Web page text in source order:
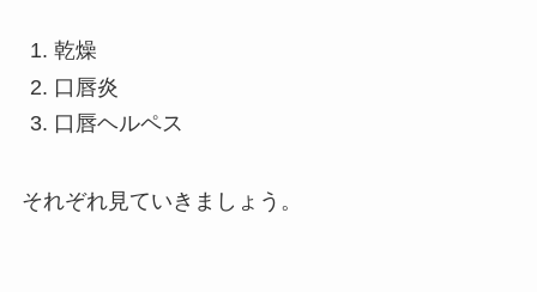
乾燥
口唇炎
口唇ヘルペス
それぞれ見ていきましょう。